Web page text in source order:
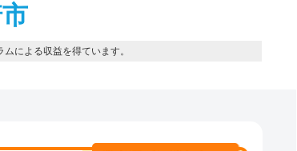
による収益を得ています。